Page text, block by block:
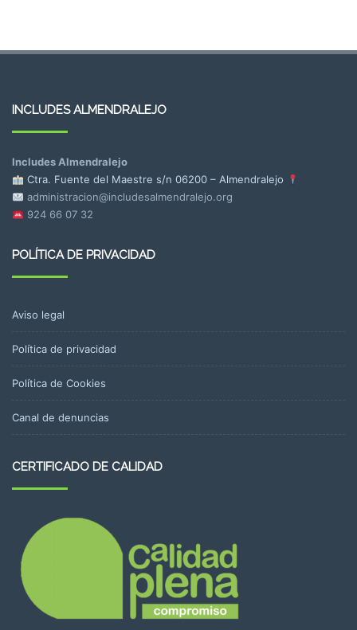
INCLUDES ALMENDRALEJO
Includes Almendralejo
Ctra. Fuente del Maestre s/n 06200 – Almendralejo
administracion@includesalmendralejo.org
924 66 07 32
POLÍTICA DE PRIVACIDAD
Aviso legal
Política de privacidad
Política de Cookies
Canal de denuncias
CERTIFICADO DE CALIDAD